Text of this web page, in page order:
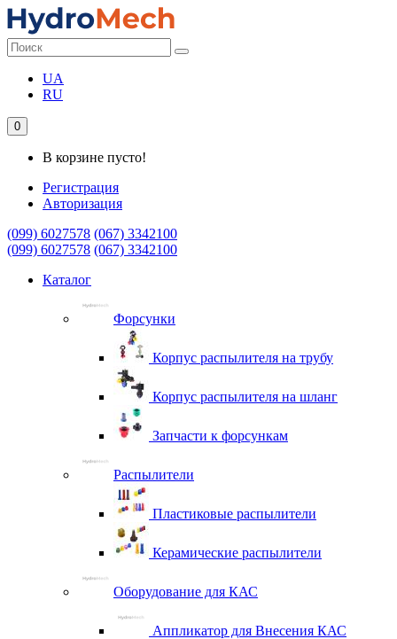
UA
RU
0
В корзине пусто!
Регистрация
Авторизация
(099) 6027578 (067) 3342100
(099) 6027578 (067) 3342100
Каталог
Форсунки
Корпус распылителя на трубу
Корпус распылителя на шланг
Запчасти к форсункам
Распылители
Пластиковые распылители
Керамические распылители
Оборудование для КАС
Аппликатор для Внесения КАС